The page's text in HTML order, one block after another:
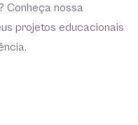
Conheça nossa
projetos educacionais